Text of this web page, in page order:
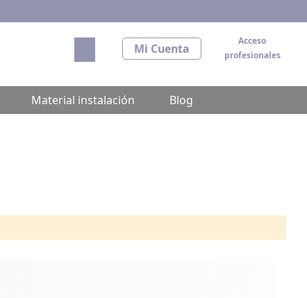
Acceso
profesionales
Mi Cuenta
Mi carrito
Material instalación Blog